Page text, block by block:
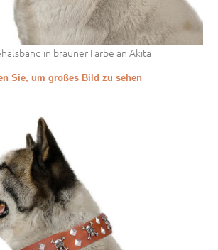
in brauner Farbe an Akita
Sie, um großes Bild zu sehen